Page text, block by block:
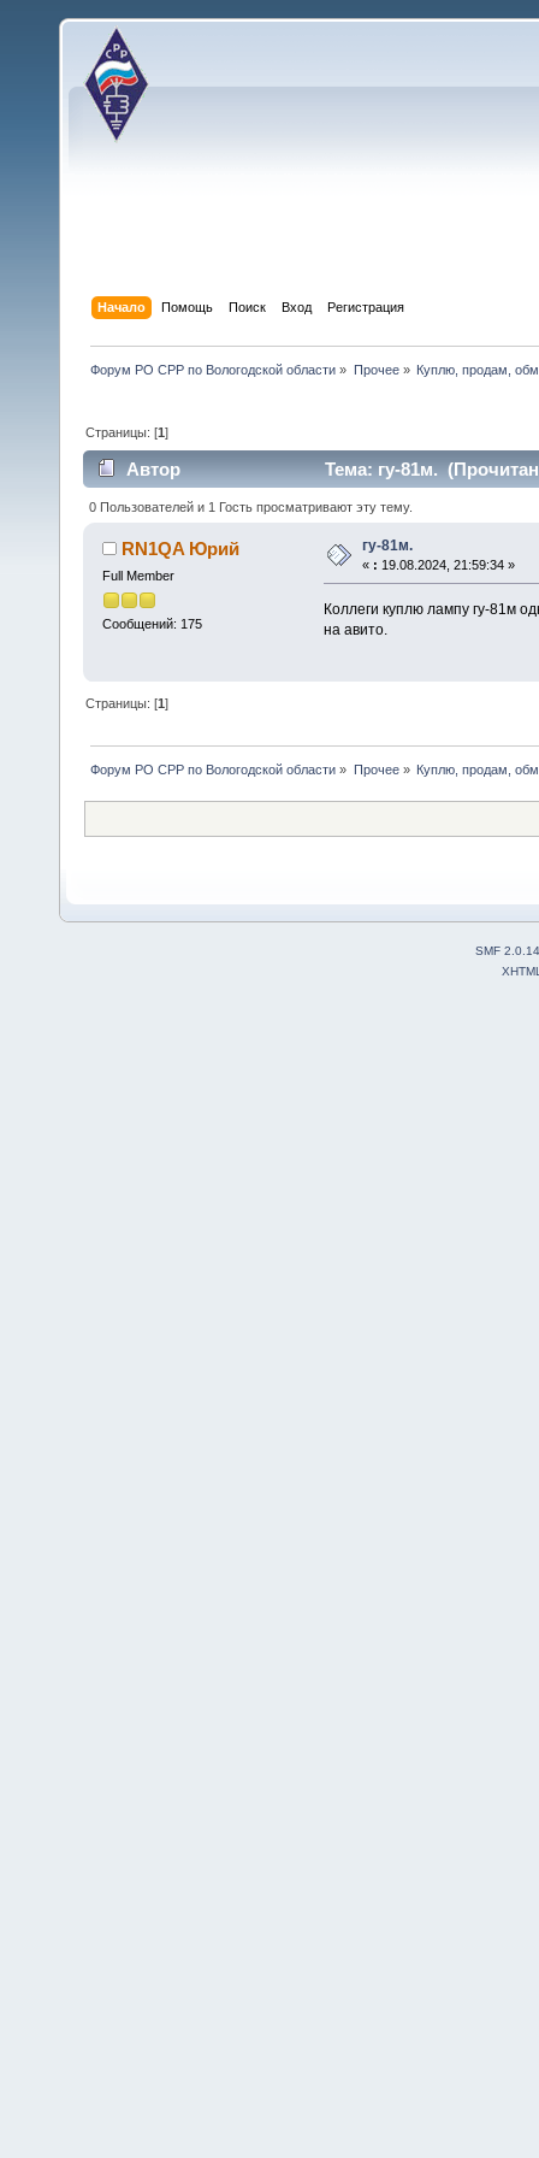
Начало Помощь Поиск Вход Регистрация
Форум РО СРР по Вологодской области » Прочее» Куплю, продам,
Страницы: [1]
Автор Тема: гу-81м.
0 Пользователей и 1 Гость просматривают эту тему.
RN1QA Юрий
Full Member
Сообщений: 175
гу-81м.
« : 19.08.2024, 21:59:34 »
Коллеги куплю лампу гу-81м
на авито.
Страницы: [1]
Форум РО СРР по Вологодской области » Прочее» Куплю, продам,
SMF 2.0.14